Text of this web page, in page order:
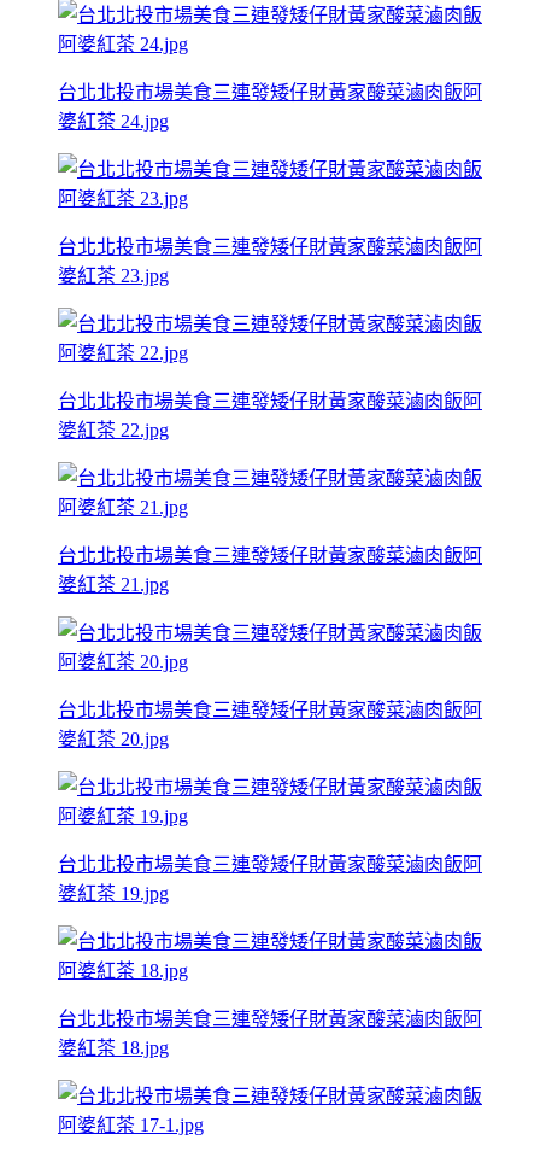
台北北投市場美食三連發矮仔財黃家酸菜滷肉飯阿
婆紅茶 24.jpg
台北北投市場美食三連發矮仔財黃家酸菜滷肉飯阿
婆紅茶 23.jpg
台北北投市場美食三連發矮仔財黃家酸菜滷肉飯阿
婆紅茶 22.jpg
台北北投市場美食三連發矮仔財黃家酸菜滷肉飯阿
婆紅茶 21.jpg
台北北投市場美食三連發矮仔財黃家酸菜滷肉飯阿
婆紅茶 20.jpg
台北北投市場美食三連發矮仔財黃家酸菜滷肉飯阿
婆紅茶 19.jpg
台北北投市場美食三連發矮仔財黃家酸菜滷肉飯阿
婆紅茶 18.jpg